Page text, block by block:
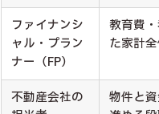
ファイナンシ
ャル・プラン
ナー（FP）
教育費
た家計
不動産会社の
物件と